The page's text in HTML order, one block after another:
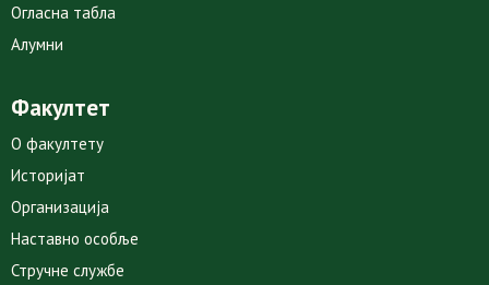
Огласна табла
Алумни
Факултет
О факултету
Историјат
Организација
Наставно особље
Стручне службе